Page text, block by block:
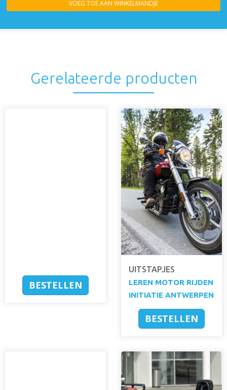
VOEG TOE AAN WINKELMANDJE
Gerelateerde producten
BESTELLEN
UITSTAPJES
LEREN MOTOR RIJDEN
INITIATIE ANTWERPEN
BESTELLEN